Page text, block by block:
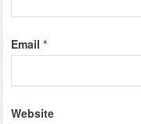
Email*
Website